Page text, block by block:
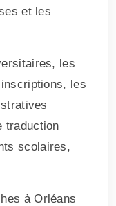
et les
les
les
traduction
scolaires,
à Orléans